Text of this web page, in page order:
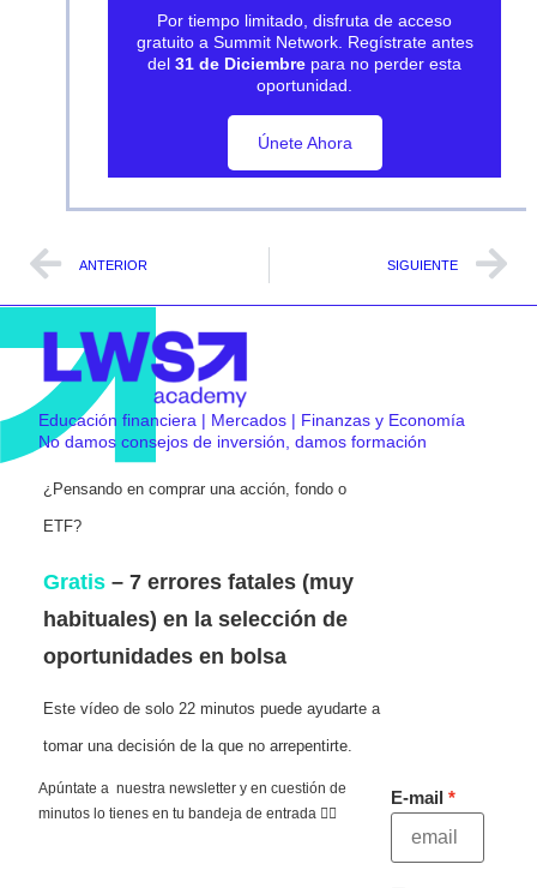
Por tiempo limitado, disfruta de acceso
gratuito a Summit Network. Regístrate antes
del 31 de Diciembre para no perder esta
oportunidad.
Únete Ahora
Únete Ahora
ANTERIOR SIGUIENTE
Educación financiera | Mercados | Finanzas y Economía
No damos consejos de inversión, damos formación
¿Pensando en comprar una acción, fondo o
ETF?
Gratis – 7 errores fatales (muy
habituales) en la selección de
oportunidades en bolsa
Este vídeo de solo 22 minutos puede ayudarte a
tomar una decisión de la que no arrepentirte.
Apúntate a nuestra newsletter y en cuestión de
minutos lo tienes en tu bandeja de entrada 👇🏻
E-mail